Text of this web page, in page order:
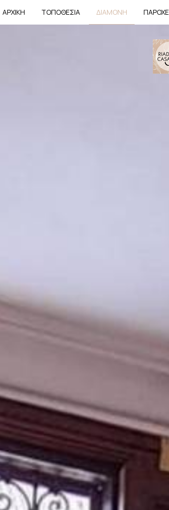
ΑΡΧΙΚΉ ΤΟΠΟΘΕΣΊΑ ΔΙΑΜΟΝΉ